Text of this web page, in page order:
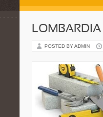
LOMBARDIA
POSTED BY ADMIN